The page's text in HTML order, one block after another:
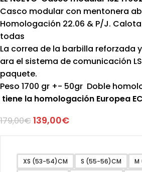
Casco modular con mentonera
Homologación 22.06 & P/J.
todas
La correa de la barbilla reforzada
ara el sistema de comunicación
paquete.
Peso 1700 gr +- 50gr Doble
tiene la homologación Europea
179,00€139,00€
XS (53-54)CM S (55-56)CM
M